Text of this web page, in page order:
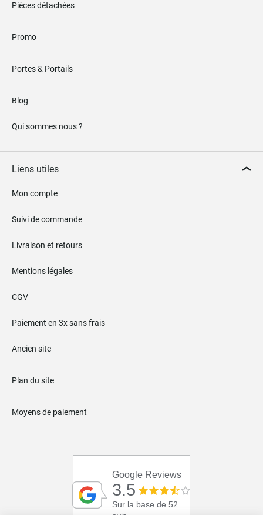
Pièces détachées
Promo
Portes & Portails
Blog
Qui sommes nous ?
Liens utiles
Mon compte
Suivi de commande
Livraison et retours
Mentions légales
CGV
Paiement en 3x sans frais
Ancien site
Plan du site
Moyens de paiement
Google Reviews
3.5
Sur la base de 52